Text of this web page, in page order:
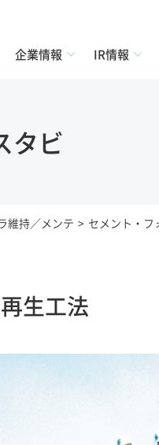
企業情報 IR情報
タビ
維持／メンテ セメント・フ
生工法